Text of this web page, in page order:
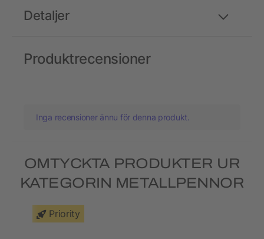
Detaljer
Produktrecensioner
Inga recensioner ännu för denna produkt.
OMTYCKTA PRODUKTER UR
KATEGORIN METALLPENNOR
Priority